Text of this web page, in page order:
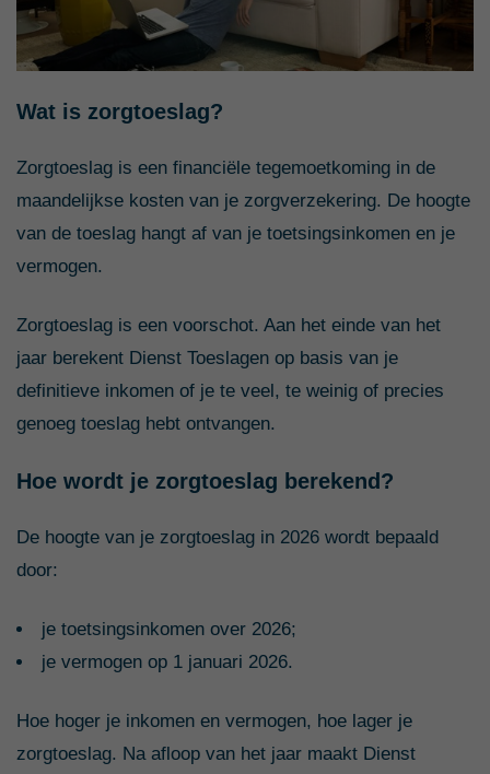
Wat is zorgtoeslag?
Zorgtoeslag is een financiële tegemoetkoming in de
maandelijkse kosten van je zorgverzekering. De hoogte
van de toeslag hangt af van je toetsingsinkomen en je
vermogen.
Zorgtoeslag is een voorschot. Aan het einde van het
jaar berekent Dienst Toeslagen op basis van je
definitieve inkomen of je te veel, te weinig of precies
genoeg toeslag hebt ontvangen.
Hoe wordt je zorgtoeslag berekend?
De hoogte van je zorgtoeslag in 2026 wordt bepaald
door:
je toetsingsinkomen over 2026;
je vermogen op 1 januari 2026.
Hoe hoger je inkomen en vermogen, hoe lager je
zorgtoeslag. Na afloop van het jaar maakt Dienst